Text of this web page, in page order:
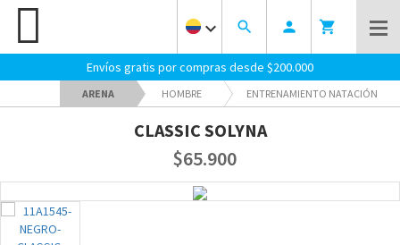
keyboard_arrow_down search person shopping_cart
Envíos gratis por compras desde $200.000
ARENA HOMBRE ENTRENAMIENTO NATACIÓN
CLASSIC SOLYNA
$65.900